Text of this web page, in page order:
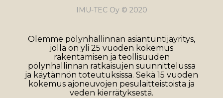
IMU-TEC Oy © 2020
Olemme pölynhallinnan asiantuntijayritys,
jolla on yli 25 vuoden kokemus
rakentamisen ja teollisuuden
pölynhallinnan ratkaisujen suunnittelussa
ja käytännön toteutuksissa. Sekä 15 vuoden
kokemus ajoneuvojen pesulaitteistoista ja
veden kierrätyksestä.